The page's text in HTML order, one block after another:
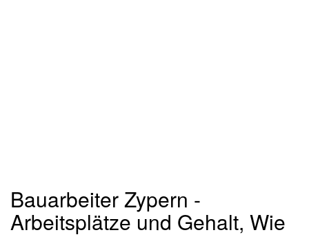
Bauarbeiter Zypern -
Arbeitsplätze und Gehalt, Wie